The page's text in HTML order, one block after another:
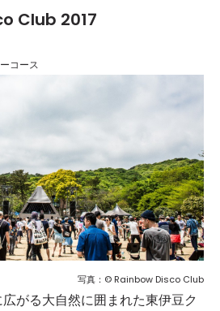
Club 2017
コース
写真：© Rainbow Disco Club
がる大自然に囲まれた東伊豆ク